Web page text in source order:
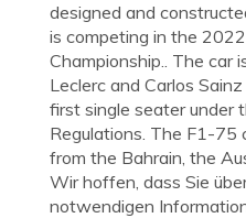
designed and
is competing in the
Championship.. The car
Leclerc and Carlos
first single seater under
Regulations. The F1-75
from the Bahrain, the
Wir hoffen, dass Sie
notwendigen